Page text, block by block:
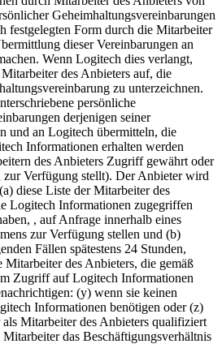
Geheimhaltungsvereinbarungen
festgelegten Form durch die Mitarbeiter
dieser Vereinbarungen an
Wenn Logitech dies verlangt,
des Anbieters auf, die
zu unterzeichnen.
persönliche
derjenigen seiner
und an Logitech übermitteln, die
Informationen erhalten werden
des Anbieters Zugriff gewährt oder
Verfügung stellt). Der Anbieter wird
diese Liste der Mitarbeiter des
Logitech Informationen zugegriffen
, auf Anfrage innerhalb eines
zur Verfügung stellen und (b)
Fällen spätestens 24 Stunden,
Mitarbeiter des Anbieters, die gemäß
Zugriff auf Logitech Informationen
(y) wenn sie keinen
Informationen benötigen oder (z)
Mitarbeiter des Anbieters qualifiziert
das Beschäftigungsverhältnis